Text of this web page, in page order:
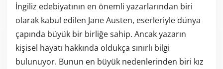
İngiliz edebiyatının en önemli yazarlarından biri
olarak kabul edilen Jane Austen, eserleriyle dünya
çapında büyük bir birliğe sahip. Ancak yazarın
kişisel hayatı hakkında oldukça sınırlı bilgi
bulunuyor. Bunun en büyük nedenlerinden biri kız